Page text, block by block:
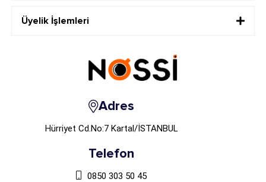
Üyelik İşlemleri
Adres
Hürriyet Cd.No:7 Kartal/İSTANBUL
Telefon
0850 303 50 45